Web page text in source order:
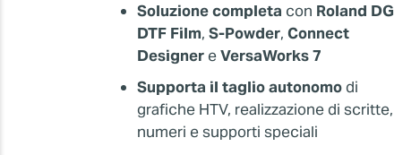
Soluzione completa con Roland DG
DTF Film, S-Powder, Connect
Designer eVersaWorks 7
Supporta il taglio autonomodi
grafiche HTV, realizzazione di scritte,
numeri e supporti speciali